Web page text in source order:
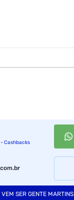
Cashbacks
VEM SER GENTE MARTINS